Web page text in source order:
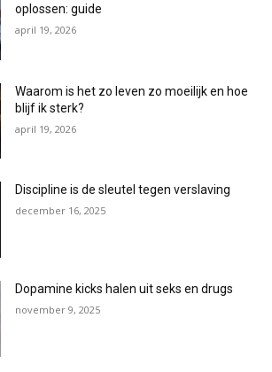
oplossen: guide
april 19, 2026
Waarom is het zo leven zo moeilijk en hoe
blijf ik sterk?
april 19, 2026
Discipline is de sleutel tegen verslaving
december 16, 2025
Dopamine kicks halen uit seks en drugs
november 9, 2025